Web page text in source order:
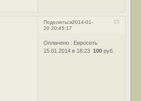
Поделиться 15
2014-01-
20 20:45:17
Оплачено : Евросеть
15.01.2014 в 18:23100 руб.